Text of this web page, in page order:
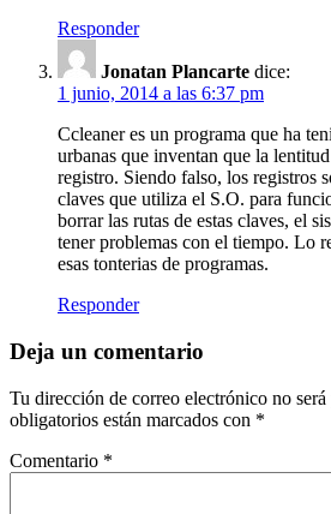
Responder
Jonatan Plancarte dice:
1 junio, 2014 a las 6:37 pm
Ccleaner es un programa que ha
urbanas que inventan que la
registro. Siendo falso, los registros
claves que utiliza el S.O. para
borrar las rutas de estas claves, el
tener problemas con el tiempo. Lo
esas tonterias de programas.
Responder
Deja un comentario
Tu dirección de correo electrónico no será
obligatorios están marcados con *
Comentario *